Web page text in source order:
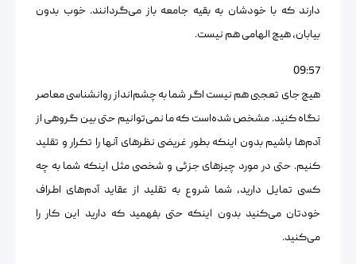
دارند که با خودشان به بقیه جامعه باز می‌گردانند. خوب بدون
بیابان، هیچ الهامی هم نیست.
09:57
هیچ جای تعجبی هم نیست اگر شما به چشم‌انداز روانشناسی معاصر
نگاه کنید. مشخص شده‌است که ما نمی‌توانیم حتی بین گروهی از
آدم‌ها باشیم بدون اینکه بطور غریضی نظرهای آنها را تکرار و تقلید
کنیم. حتی در مورد چیزهای جزئی و شخصی مثل اینکه شما به چه
کسی تمایل دارید، شما شروع به تقلید از عقاید آدم‌های اطراف
خودتان می‌کنید بدون اینکه حتی بفهمید که دارید این کار را
می‌کنید.